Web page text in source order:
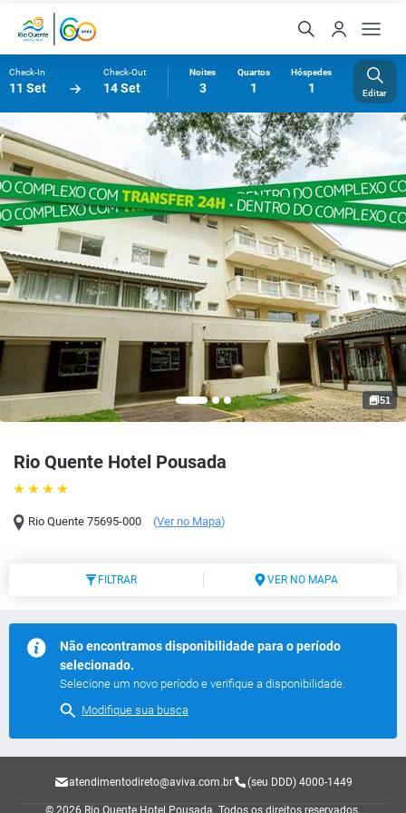
Check-In
11 Set
Check-Out
14 Set
Noites
3
Quartos
1
Hóspedes
1 Editar
Rio Quente Hotel Pousada
Rio Quente 75695-000 (Ver no Mapa)
51
FILTRAR VER NO MAPA
Não encontramos disponibilidade para o período
selecionado.
Selecione um novo período e verifique a disponibilidade.
Modifique sua busca
atendimentodireto@aviva.com.br (seu DDD) 4000-1449
© 2026 Rio Quente Hotel Pousada. Todos os direitos reservados.